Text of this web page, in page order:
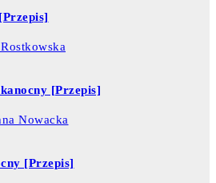
[Przepis]
Nowacka
[Przepis]